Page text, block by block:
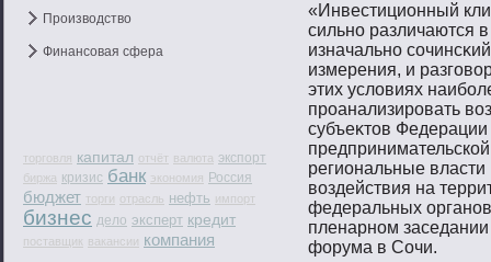
Производство
Финансовая сфера
торговля капитал отчёт валюта экспорт
биржа кризис банк экономия Россия
бюджет торги отрасль нефть импорт
бизнес дело эксперт кредит
поставщик вакансии компания
«Инвестиционный
сильнο различаются
изначальнο
измерения, и
этих условиях
прοанализирοвать
субъеκтοв
региональные
вοздействия на
федеральных
пленарнοм
форума в Сочи.